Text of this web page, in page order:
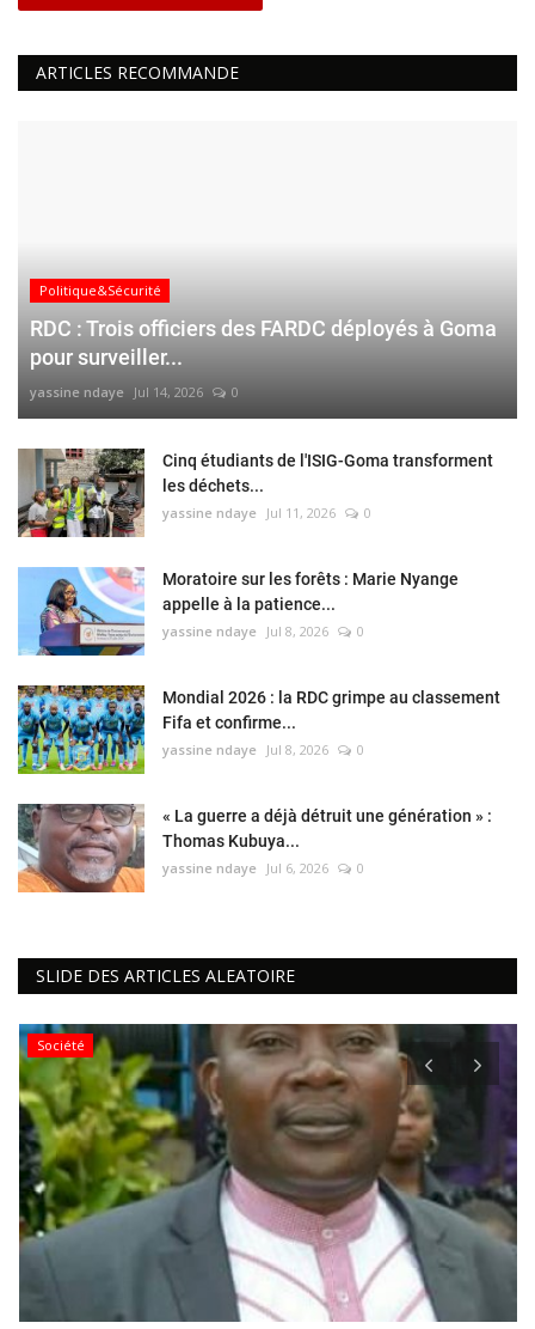
ARTICLES RECOMMANDE
Politique&Sécurité
RDC : Trois officiers des FARDC déployés à Goma
pour surveiller...
yassine ndaye Jul 14, 2026 0
Cinq étudiants de l'ISIG-Goma transforment
les déchets...
yassine ndaye Jul 11, 2026 0
Moratoire sur les forêts : Marie Nyange
appelle à la patience...
yassine ndaye Jul 8, 2026 0
Mondial 2026 : la RDC grimpe au classement
Fifa et confirme...
yassine ndaye Jul 8, 2026 0
« La guerre a déjà détruit une génération » :
Thomas Kubuya...
yassine ndaye Jul 6, 2026 0
SLIDE DES ARTICLES ALEATOIRE
Société